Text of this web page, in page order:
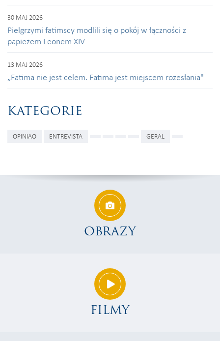
30 MAJ 2026
Pielgrzymi fatimscy modlili się o pokój w łączności z
papieżem Leonem XIV
13 MAJ 2026
„Fatima nie jest celem. Fatima jest miejscem rozesłania"
KATEGORIE
OPINIAO ENTREVISTA GERAL
OBRAZY
FILMY